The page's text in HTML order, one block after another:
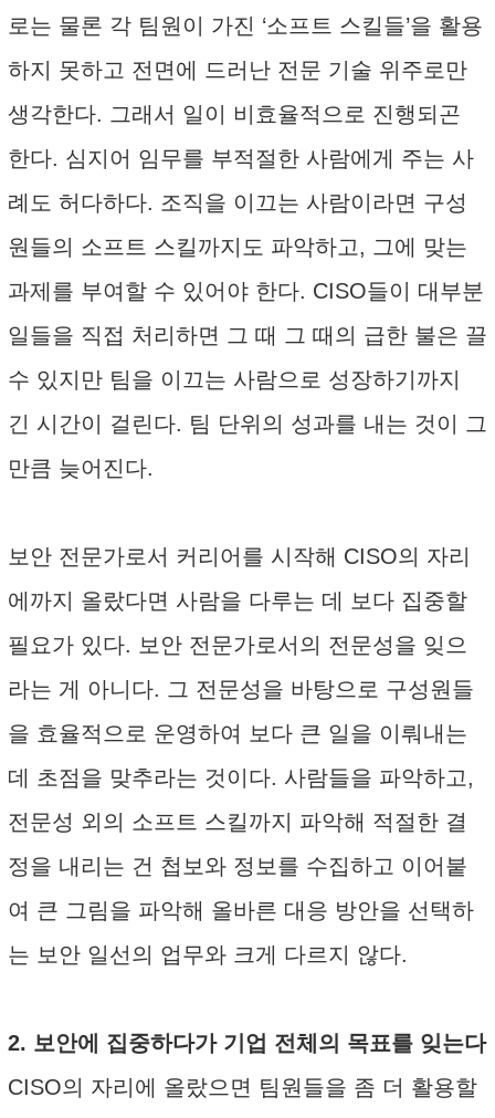
로는 물론 각 팀원이 가진 ‘소프트 스킬들’을 활용
하지 못하고 전면에 드러난 전문 기술 위주로만
생각한다. 그래서 일이 비효율적으로 진행되곤
한다. 심지어 임무를 부적절한 사람에게 주는 사
례도 허다하다. 조직을 이끄는 사람이라면 구성
원들의 소프트 스킬까지도 파악하고, 그에 맞는
과제를 부여할 수 있어야 한다. CISO들이 대부분
일들을 직접 처리하면 그 때 그 때의 급한 불은 끌
수 있지만 팀을 이끄는 사람으로 성장하기까지
긴 시간이 걸린다. 팀 단위의 성과를 내는 것이 그
만큼 늦어진다.
보안 전문가로서 커리어를 시작해 CISO의 자리
에까지 올랐다면 사람을 다루는 데 보다 집중할
필요가 있다. 보안 전문가로서의 전문성을 잊으
라는 게 아니다. 그 전문성을 바탕으로 구성원들
을 효율적으로 운영하여 보다 큰 일을 이뤄내는
데 초점을 맞추라는 것이다. 사람들을 파악하고,
전문성 외의 소프트 스킬까지 파악해 적절한 결
정을 내리는 건 첩보와 정보를 수집하고 이어붙
여 큰 그림을 파악해 올바른 대응 방안을 선택하
는 보안 일선의 업무와 크게 다르지 않다.
2. 보안에 집중하다가 기업 전체의 목표를 잊는다
CISO의 자리에 올랐으면 팀원들을 좀 더 활용할